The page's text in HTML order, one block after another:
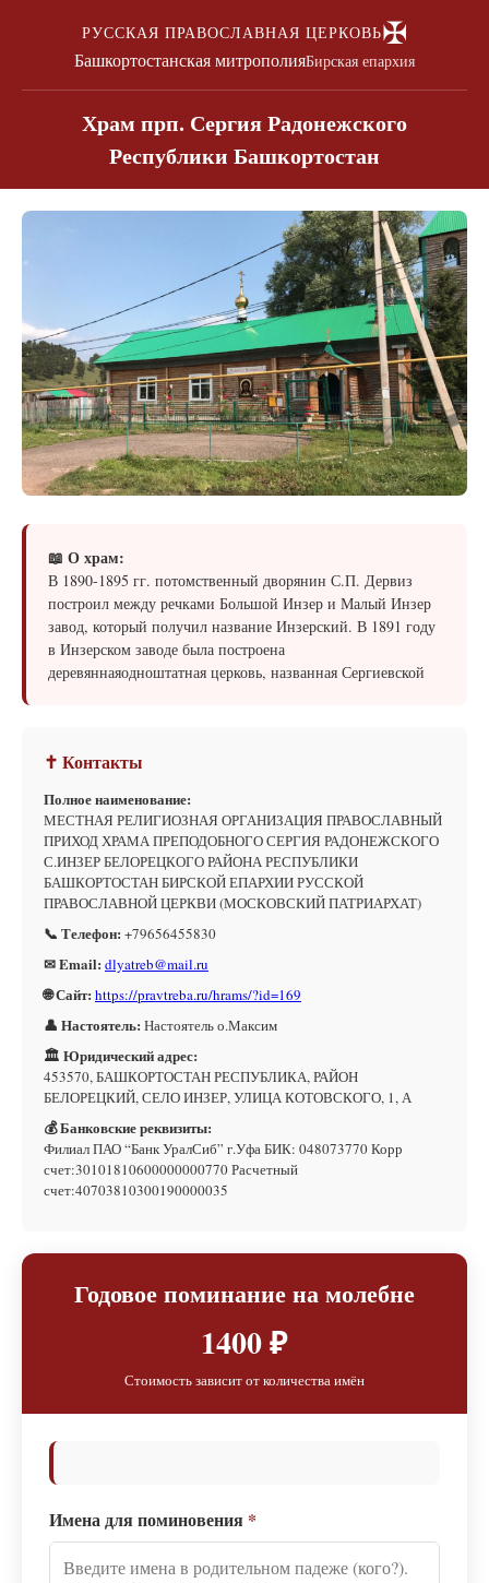
РУССКАЯ ПРАВОСЛАВНАЯ ЦЕРКОВЬ✠
Башкортостанская митрополияБирская епархия
Храм прп. Сергия Радонежского
Республики Башкортостан
📖 О храм:
В 1890-1895 гг. потомственный дворянин С.П. Дервиз
построил между речками Большой Инзер и Малый Инзер
завод, который получил название Инзерский. В 1891 году
в Инзерском заводе была построена
деревяннаяодноштатная церковь, названная Сергиевской
✝ Контакты
Полное наименование:
МЕСТНАЯ РЕЛИГИОЗНАЯ ОРГАНИЗАЦИЯ ПРАВОСЛАВНЫЙ
ПРИХОД ХРАМА ПРЕПОДОБНОГО СЕРГИЯ РАДОНЕЖСКОГО
С.ИНЗЕР БЕЛОРЕЦКОГО РАЙОНА РЕСПУБЛИКИ
БАШКОРТОСТАН БИРСКОЙ ЕПАРХИИ РУССКОЙ
ПРАВОСЛАВНОЙ ЦЕРКВИ (МОСКОВСКИЙ ПАТРИАРХАТ)
📞 Телефон: +79656455830
✉ Email: dlyatreb@mail.ru
🌐 Сайт: https://pravtreba.ru/hrams/?id=169
👤 Настоятель: Настоятель о.Максим
🏛 Юридический адрес:
453570, БАШКОРТОСТАН РЕСПУБЛИКА, РАЙОН
БЕЛОРЕЦКИЙ, СЕЛО ИНЗЕР, УЛИЦА КОТОВСКОГО, 1, А
💰 Банковские реквизиты:
Филиал ПАО “Банк УралСиб” г.Уфа БИК: 048073770 Корр
счет:30101810600000000770 Расчетный
счет:40703810300190000035
Годовое поминание на молебне
1400 ₽
Стоимость зависит от количества имён
Имена для поминовения *